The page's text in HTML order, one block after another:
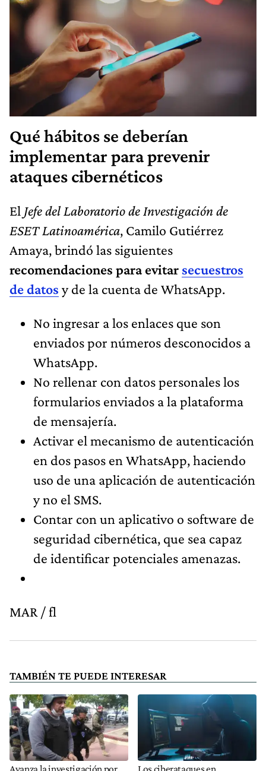
Qué hábitos se deberían
implementar para prevenir
ataques cibernéticos
El Jefe del Laboratorio de Investigación de
ESET Latinoamérica, Camilo Gutiérrez
Amaya, brindó las siguientes
recomendaciones para evitar secuestros
de datos y de la cuenta de WhatsApp.
No ingresar a los enlaces que son
enviados por números desconocidos a
WhatsApp.
No rellenar con datos personales los
formularios enviados a la plataforma
de mensajería.
Activar el mecanismo de autenticación
en dos pasos en WhatsApp, haciendo
uso de una aplicación de autenticación
y no el SMS.
Contar con un aplicativo o software de
seguridad cibernética, que sea capaz
de identificar potenciales amenazas.
MAR / fl
TAMBIÉN TE PUEDE INTERESAR